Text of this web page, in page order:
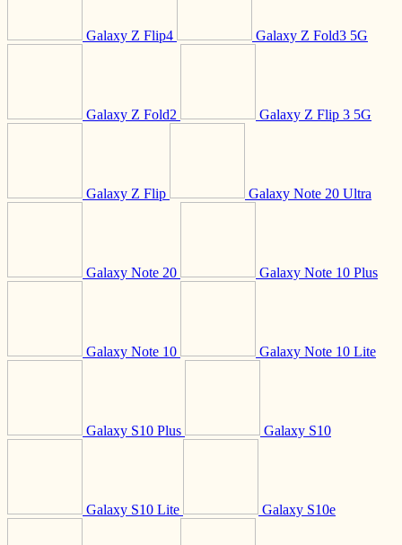
Galaxy Z Flip4 Galaxy Z Fold3 5G
Galaxy Z Fold2 Galaxy Z Flip 3 5G
Galaxy Z Flip Galaxy Note 20 Ultra
Galaxy Note 20 Galaxy Note 10 Plus
Galaxy Note 10 Galaxy Note 10 Lite
Galaxy S10 Plus Galaxy S10
Galaxy S10 Lite Galaxy S10e